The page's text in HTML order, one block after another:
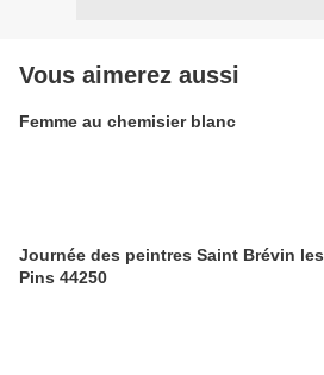
Vous aimerez aussi
Femme au chemisier blanc
Journée des peintres Saint Brévin les
Pins 44250